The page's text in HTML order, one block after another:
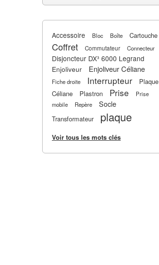
Accessoire Bloc Boîte Cartouche
Coffret Commutateur Connecteur
Disjoncteur DX³ 6000 Legrand
Enjoliveur
Enjoliveur Céliane
Fiche droite Interrupteur
Plaque
Céliane
Plastron Prise
Prise
mobile
Repère Socle
Transformateur plaque
Voir tous les mots clés